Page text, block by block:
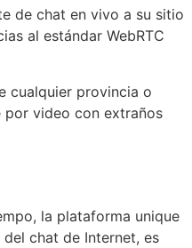
de chat en vivo a su sitio
al estándar WebRTC
cualquier provincia o
por video con extraños
la plataforma unique
chat de Internet, es